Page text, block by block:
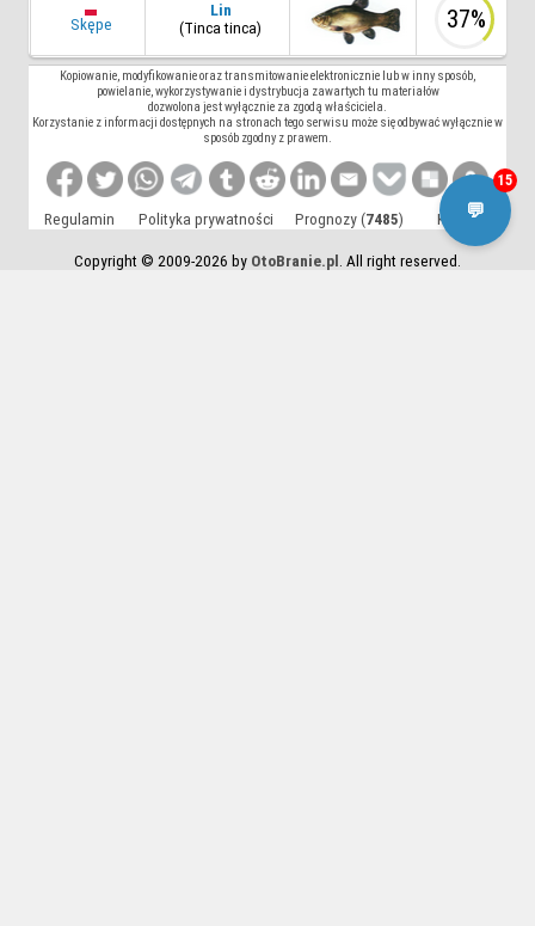
Skępe
Lin
(Tinca tinca)
37%
Kopiowanie, modyfikowanie oraz transmitowanie elektronicznie lub w inny sposób,
powielanie, wykorzystywanie i dystrybucja zawartych tu materiałów
dozwolona jest wyłącznie za zgodą właściciela.
Korzystanie z informacji dostępnych na stronach tego serwisu może się odbywać wyłącznie w
sposób zgodny z prawem.
Regulamin Polityka prywatności Prognozy (7485) Kontakt
Copyright © 2009-2026 by OtoBranie.pl . All right reserved.
💬
15